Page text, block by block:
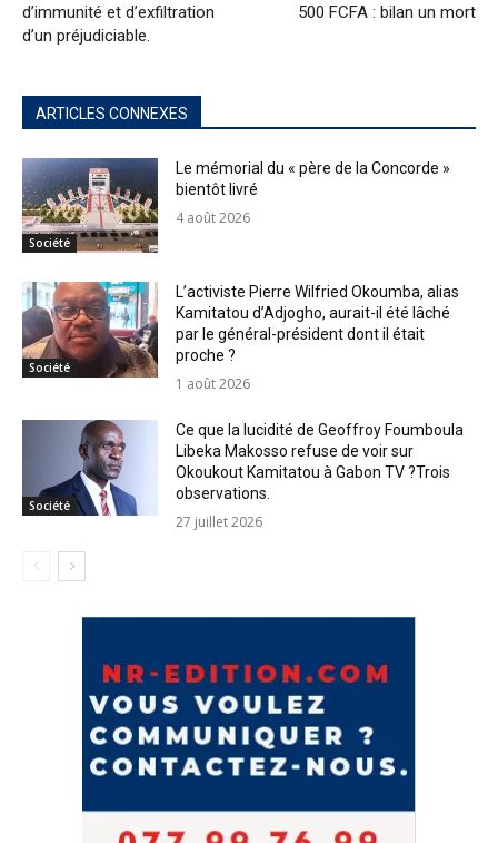
d’immunité et d’exfiltration
d’un préjudiciable.
500 FCFA : bilan un mort
ARTICLES CONNEXES
Société
Le mémorial du « père de la Concorde »
bientôt livré
4 août 2026
Société
L’activiste Pierre Wilfried Okoumba, alias
Kamitatou d’Adjogho, aurait-il été lâché
par le général-président dont il était
proche ?
1 août 2026
Société
Ce que la lucidité de Geoffroy Foumboula
Libeka Makosso refuse de voir sur
Okoukout Kamitatou à Gabon TV ?Trois
observations.
27 juillet 2026